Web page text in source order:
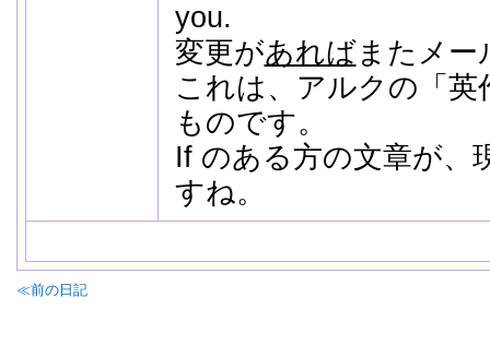
you.
変更があればまたメー
これは、アルクの「
ものです。
If のある方の文章が、
すね。
≪前の日記